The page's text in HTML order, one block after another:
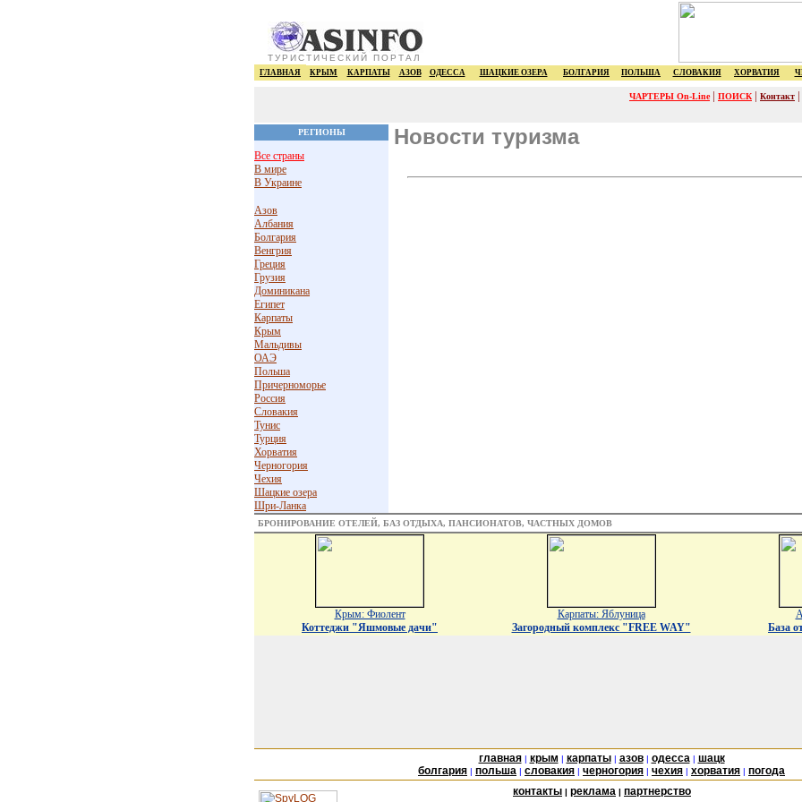
ТУРИСТИЧЕСКИЙ ПОРТАЛ
ГЛАВНАЯ КРЫМ КАРПАТЫ АЗОВ ОДЕССА ШАЦКИЕ ОЗЕРА БОЛГАРИЯ ПОЛЬША СЛОВАКИЯ ХОРВАТИЯ
ЧАРТЕРЫ On-Line| ПОИСК | Контакт |
РЕГИОНЫ Новости туризма
Все страны
В мире
В Украине
Азов
Албания
Болгария
Венгрия
Греция
Грузия
Доминикана
Египет
Карпаты
Крым
Мальдивы
ОАЭ
Польша
Причерноморье
Россия
Словакия
Тунис
Турция
Хорватия
Черногория
Чехия
Шацкие озера
Шри-Ланка
БРОНИРОВАНИЕ ОТЕЛЕЙ, БАЗ ОТДЫХА, ПАНСИОНАТОВ, ЧАСТНЫХ ДОМОВ
Крым: Фиолент
Коттеджи "Яшмовые дачи"
Карпаты: Яблуница
Загородный комплекс "FREE WAY"
База
главная| крым | карпаты| азов| одесса | шацк
болгария | польша | словакия | черногория | чехия | хорватия | погода
контакты | реклама | партнерство